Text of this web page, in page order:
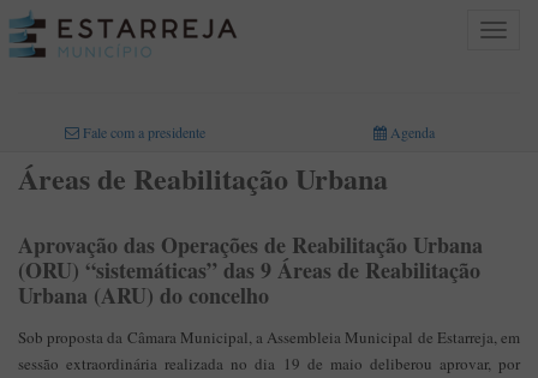
Toggle
Fale com a presidente Agenda
Áreas de Reabilitação Urbana
Aprovação das Operações de Reabilitação Urbana
(ORU) “sistemáticas” das 9 Áreas de Reabilitação
Urbana (ARU) do concelho
Sob proposta da Câmara Municipal, a Assembleia Municipal de Estarreja, em
sessão extraordinária realizada no dia 19 de maio deliberou aprovar, por